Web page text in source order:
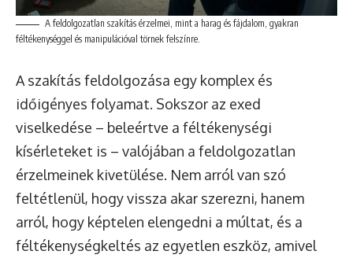
A feldolgozatlan szakítás érzelmei, mint a harag és fájdalom, gyakran
féltékenységgel és manipulációval törnek felszínre.
A szakítás feldolgozása egy komplex és
időigényes folyamat. Sokszor az exed
viselkedése – beleértve a féltékenységi
kísérleteket is – valójában a feldolgozatlan
érzelmeinek kivetülése. Nem arról van szó
feltétlenül, hogy vissza akar szerezni, hanem
arról, hogy képtelen elengedni a múltat, és a
féltékenységkeltés az egyetlen eszköz, amivel